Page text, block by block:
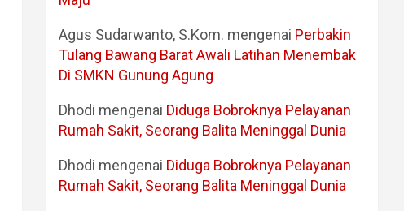
Agus Sudarwanto, S.Kom. mengenai Perbakin
Tulang Bawang Barat Awali Latihan Menembak
Di SMKN Gunung Agung
Dhodi mengenai Diduga Bobroknya Pelayanan
Rumah Sakit, Seorang Balita Meninggal Dunia
Dhodi mengenai Diduga Bobroknya Pelayanan
Rumah Sakit, Seorang Balita Meninggal Dunia